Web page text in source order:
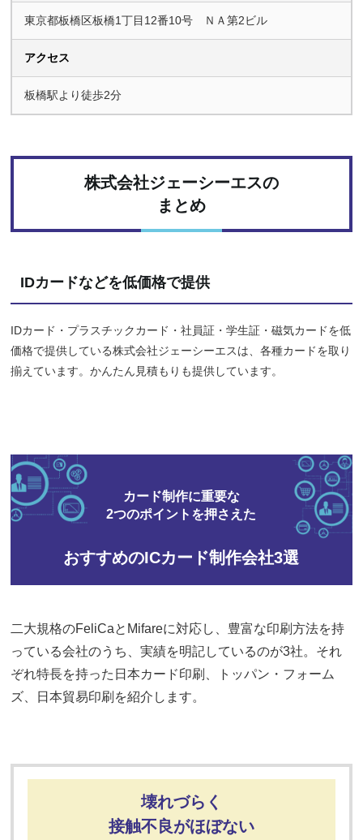
東京都板橋区板橋1丁目12番10号 ＮＡ第2ビル
アクセス
板橋駅より徒歩2分
株式会社ジェーシーエスの
まとめ
IDカードなどを低価格で提供
IDカード・プラスチックカード・社員証・学生証・磁気カードを低
価格で提供している株式会社ジェーシーエスは、各種カードを取り
揃えています。かんたん見積もりも提供しています。
カード制作に重要な
2つのポイントを押さえた
おすすめのICカード制作会社3選
二大規格のFeliCaとMifareに対応し、豊富な印刷方法を持
っている会社のうち、実績を明記しているのが3社。それ
ぞれ特長を持った日本カード印刷、トッパン・フォーム
ズ、日本貿易印刷を紹介します。
壊れづらく
接触不良がほぼない